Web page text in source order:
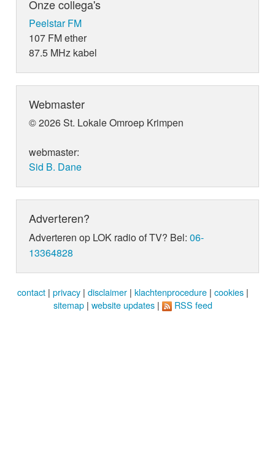
Onze collega's
Peelstar FM
107 FM ether
87.5 MHz kabel
Webmaster
© 2026 St. Lokale Omroep Krimpen
webmaster:
Sid B. Dane
Adverteren?
Adverteren op LOK radio of TV? Bel:06-
13364828
contact | privacy | disclaimer | klachtenprocedure | cookies |
sitemap | website updates | RSS feed